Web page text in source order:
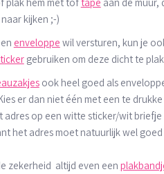
kijken ;-)
enveloppe wil versturen, kun je
gebruiken om deze dicht te
ook heel goed als
er dan niet één met een te drukke
adres op een witte sticker/wit briefje
het adres moet natuurlijk wel goed
zekerheid altijd even een